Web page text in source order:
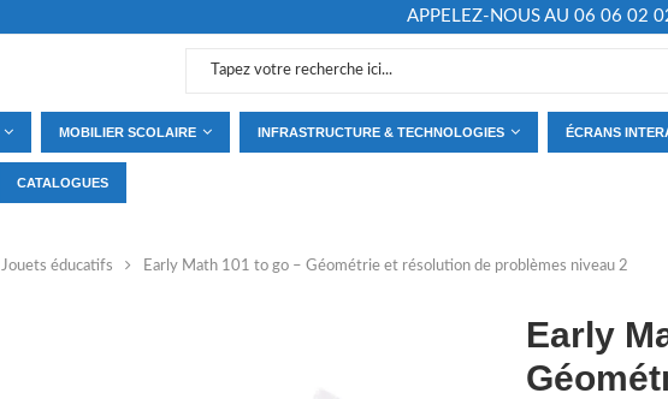
APPELEZ-NOUS AU 06 06 02
MOBILIER SCOLAIRE INFRASTRUCTURE & TECHNOLOGIES ÉCRANS
CATALOGUES
Jouets éducatifs Early Math 101 to go – Géométrie et résolution de problèmes niveau 2
Early